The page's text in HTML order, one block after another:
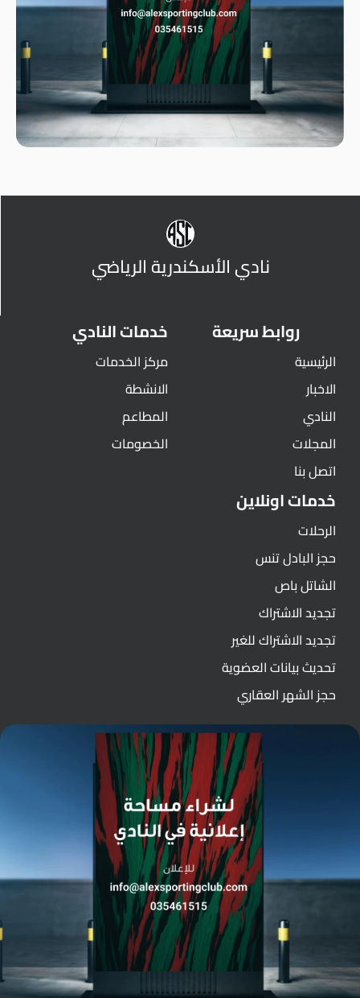
نادي الأسكندرية الرياضي
روابط سريعة
الرئيسية
الاخبار
النادي
المجلات
اتصل بنا
خدمات النادي
مركز الخدمات
الانشطة
المطاعم
الخصومات
خدمات اونلاين
الرحلات
حجز البادل تنس
الشاتل باص
تجديد الاشتراك
تجديد الاشتراك للغير
تحديث بيانات العضوية
حجز الشهر العقاري